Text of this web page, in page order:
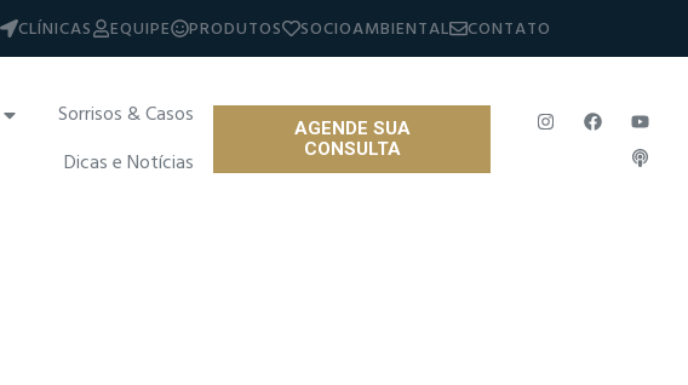
CLÍNICAS EQUIPE PRODUTOS SOCIOAMBIENTAL CONTATO
Sorrisos & Casos
Dicas e Notícias
AGENDE SUA
CONSULTA